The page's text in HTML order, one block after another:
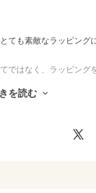
ても素敵なラッピング
はなく、ラッピン
を読む